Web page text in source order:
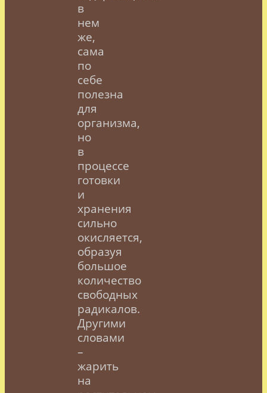
в
нем
же,
сама
по
себе
полезна
для
организма,
но
в
процессе
готовки
и
хранения
сильно
окисляется,
образуя
большое
количество
свободных
радикалов.
Другими
словами
–
жарить
на